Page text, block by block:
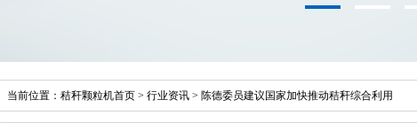
当前位置： 秸秆颗粒机首页 > 行业资讯 > 陈德委员建议国家加快推动秸秆综合利用